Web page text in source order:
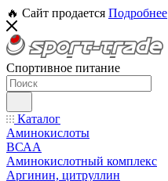
🔥 Сайт продается Подробнее
Спортивное питание
Каталог
Аминокислоты
ВСАА
Аминокислотный комплекс
Аргинин, цитруллин